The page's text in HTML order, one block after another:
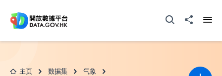
打开搜寻器分享至
主页 数据集 气象